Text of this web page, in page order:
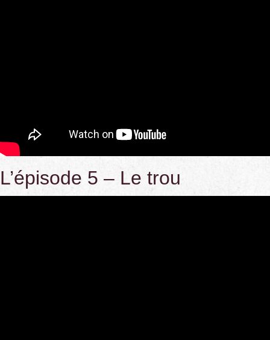
L’épisode 5 – Le trou